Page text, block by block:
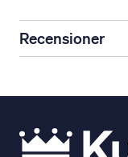
Recensioner